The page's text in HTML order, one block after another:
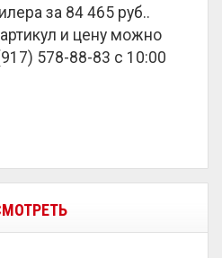
за 84 465 руб..
и цену можно
578-88-83 с 10:00